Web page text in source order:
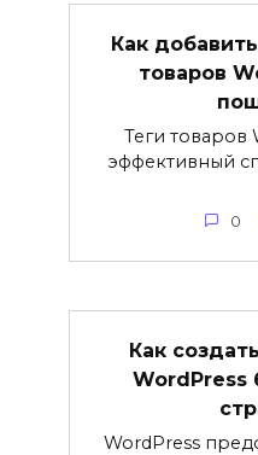
Как
товаров
Теги
эффективный
0
Как
WordPress
WordPress